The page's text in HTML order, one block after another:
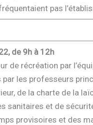
pas
de 9h à 12h
de récréation par
les professeurs
de la charte de la
sanitaires et de
provisoires et des